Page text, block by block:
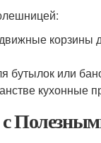
корзины
бутылок или
кухонные